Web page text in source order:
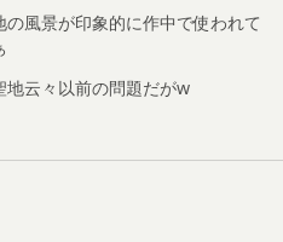
風景が印象的に作中で使われて
地云々以前の問題だがw